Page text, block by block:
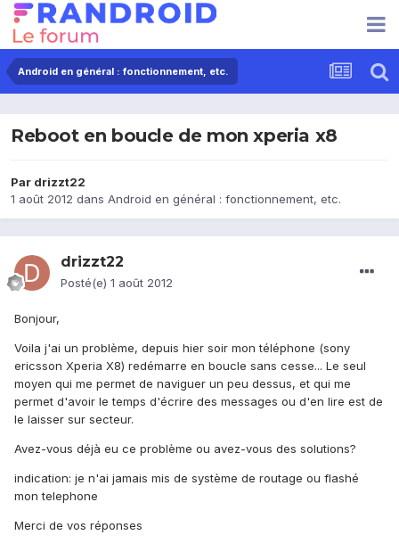
Android en général : fonctionnement, etc.
Reboot en boucle de mon xperia x8
Par drizzt22
1 août 2012 dans Android en général : fonctionnement, etc.
drizzt22
Posté(e) 1 août 2012
Bonjour,
Voila j'ai un problème, depuis hier soir mon téléphone (sony
ericsson Xperia X8) redémarre en boucle sans cesse... Le seul
moyen qui me permet de naviguer un peu dessus, et qui me
permet d'avoir le temps d'écrire des messages ou d'en lire est de
le laisser sur secteur.
Avez-vous déjà eu ce problème ou avez-vous des solutions?
indication: je n'ai jamais mis de système de routage ou flashé
mon telephone
Merci de vos réponses